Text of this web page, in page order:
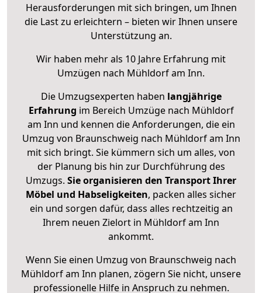
Herausforderungen mit sich bringen, um Ihnen
die Last zu erleichtern – bieten wir Ihnen unsere
Unterstützung an.
Wir haben mehr als 10 Jahre Erfahrung mit
Umzügen nach Mühldorf am Inn.
Die Umzugsexperten haben langjährige
Erfahrung im Bereich Umzüge nach Mühldorf
am Inn und kennen die Anforderungen, die ein
Umzug von Braunschweig nach Mühldorf am Inn
mit sich bringt. Sie kümmern sich um alles, von
der Planung bis hin zur Durchführung des
Umzugs. Sie organisieren den Transport Ihrer
Möbel und Habseligkeiten, packen alles sicher
ein und sorgen dafür, dass alles rechtzeitig an
Ihrem neuen Zielort in Mühldorf am Inn
ankommt.
Wenn Sie einen Umzug von Braunschweig nach
Mühldorf am Inn planen, zögern Sie nicht, unsere
professionelle Hilfe in Anspruch zu nehmen.